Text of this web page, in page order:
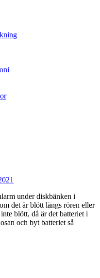
BRF
Hagaborg
under diskbänken i
det är blött längs rören eller
blött, då är det batteriet i
och byt batteriet så